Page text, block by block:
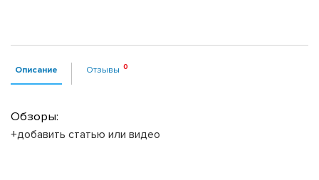
Описание Отзывы
Обзоры:
+добавить статью или видео